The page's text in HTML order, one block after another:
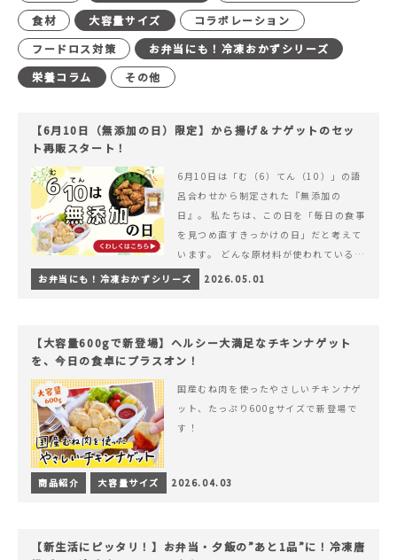
食材
大容量サイズ
コラボレーション
フードロス対策
お弁当にも！冷凍おかずシリーズ
栄養コラム
その他
【6月10日（無添加の日）限定】から揚げ＆ナゲットのセッ
ト再販スタート！
6月10日は「む（6）てん（10）」の語
呂合わせから制定された『無添加の
日』。 私たちは、この日を「毎日の食事
を見つめ直すきっかけの日」だと考えて
います。 どんな原材料が使われているの
か。 どのようにつくられているのか。&
hellip; 続きを読む 【6月10日（無添加
お弁当にも！冷凍おかずシリーズ 2026.05.01
【大容量600gで新登場】ヘルシー大満足なチキンナゲット
を、今日の食卓にプラスオン！
国産むね肉を使ったやさしいチキンナゲ
ット、たっぷり600gサイズで新登場で
す！
商品紹介 大容量サイズ 2026.04.03
【新生活にピッタリ！】お弁当・夕飯の”あと1品”に！冷凍唐